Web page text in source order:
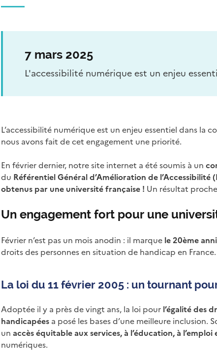
7 mars 2025
L'accessibilité numérique est un enjeu
L’accessibilité numérique est un enjeu essentiel dans la
nous avons fait de cet engagement une priorité.
En février dernier, notre site internet a été soumis à un
du Référentiel Général d’Amélioration de l’Accessibilité
obtenus par une université française ! Un résultat
Un engagement fort pour une
Février n’est pas un mois anodin : il marque le 20ème
droits des personnes en situation de handicap en France.
La loi du 11 février 2005 : un tournant
Adoptée il y a près de vingt ans, la loi pour l’égalité des
handicapées a posé les bases d’une meilleure
un accès équitable aux services, à l’éducation, à
numériques.